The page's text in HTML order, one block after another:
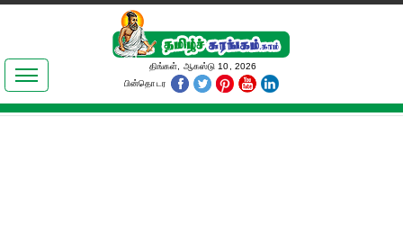
இலக்கியங்கள்
தமிழ் உலகம்
திங்கள், ஆகஸ்டு 10, 2026
பின்தொடர